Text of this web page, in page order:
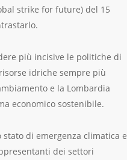
strike for future) del 15
più incisive le politiche di
idriche sempre più
e la Lombardia
economico sostenibile.
di emergenza climatica e
dei settori